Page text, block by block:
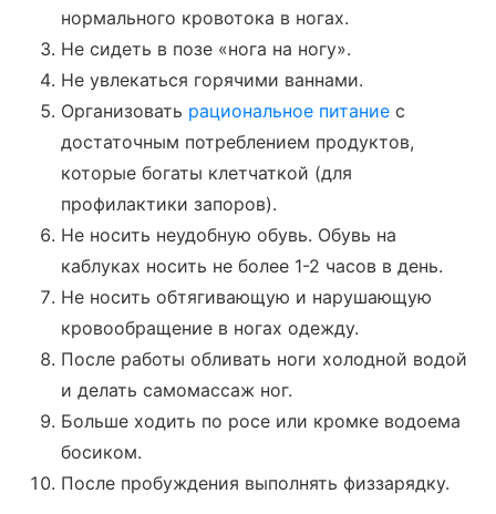
нормального кровотока в ногах.
Не сидеть в позе «нога на ногу».
Не увлекаться горячими ваннами.
Организовать рациональное питание с
достаточным потреблением продуктов,
которые богаты клетчаткой (для
профилактики запоров).
Не носить неудобную обувь. Обувь на
каблуках носить не более 1-2 часов в день.
Не носить обтягивающую и нарушающую
кровообращение в ногах одежду.
После работы обливать ноги холодной водой
и делать самомассаж ног.
Больше ходить по росе или кромке водоема
босиком.
После пробуждения выполнять физзарядку.